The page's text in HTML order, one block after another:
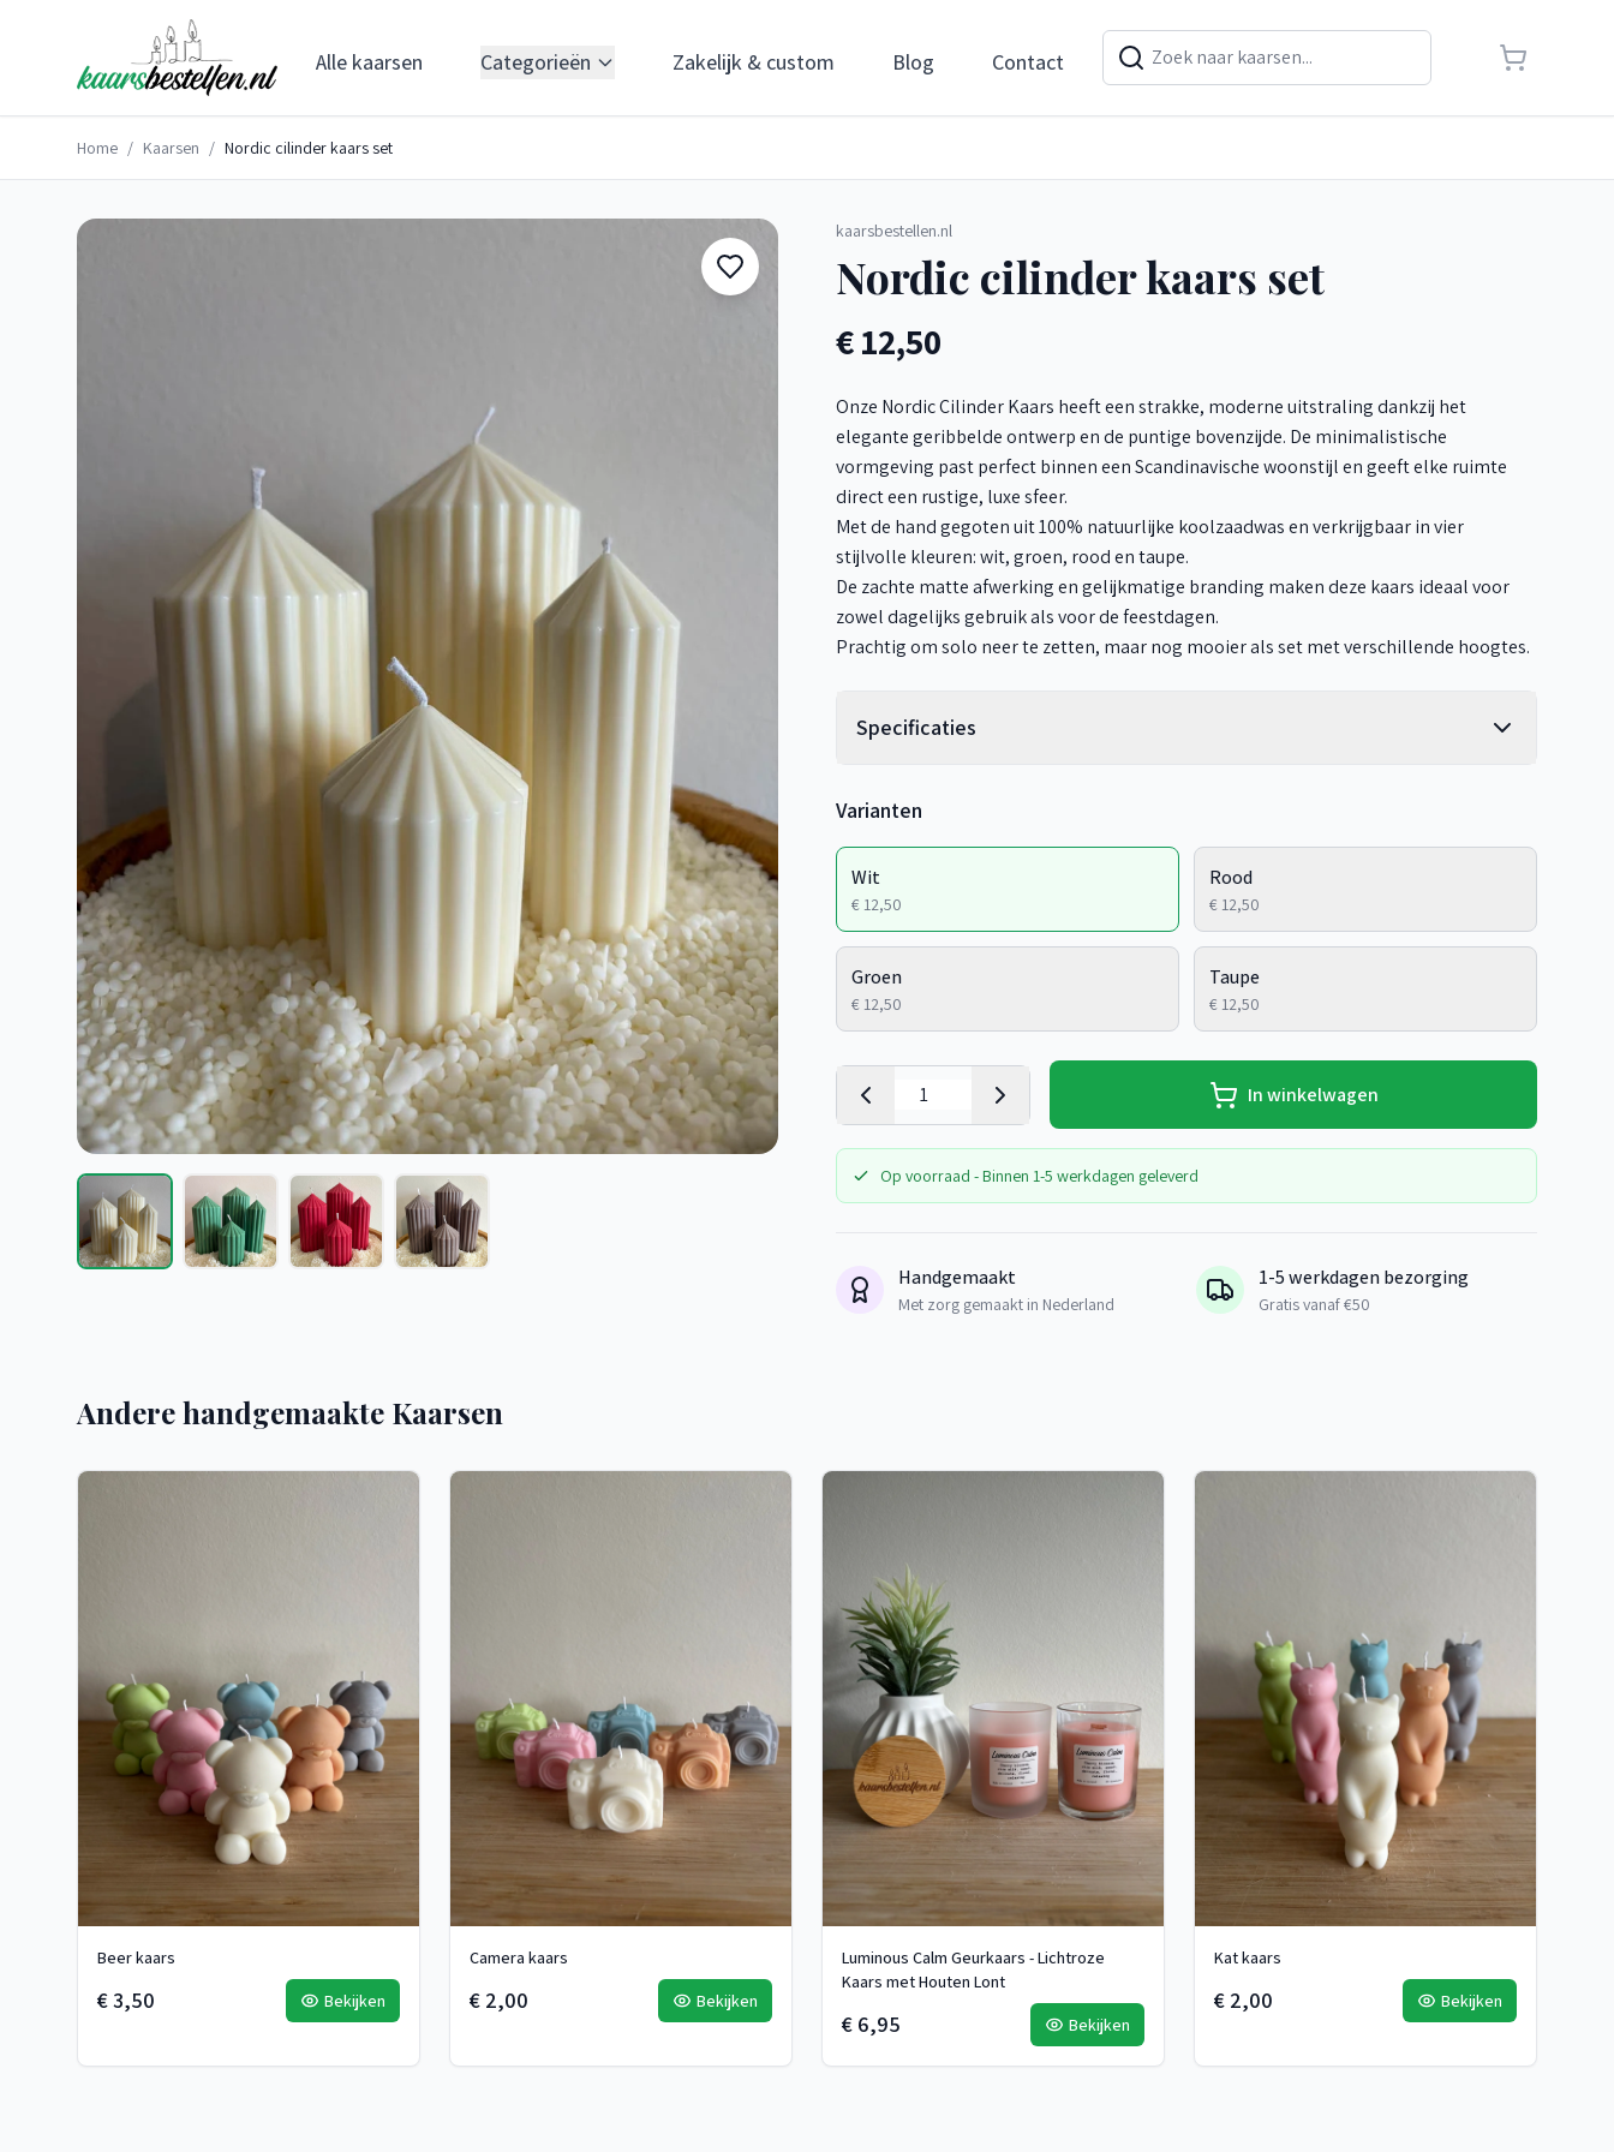
Alle kaarsen Categorieën Zakelijk & custom Blog Contact
Home / Kaarsen / Nordic cilinder kaars set
kaarsbestellen.nl
Nordic cilinder kaars set
€ 12,50
Onze Nordic Cilinder Kaars heeft een strakke, moderne uitstraling dankzij het
elegante geribbelde ontwerp en de puntige bovenzijde. De minimalistische
vormgeving past perfect binnen een Scandinavische woonstijl en geeft elke ruimte
direct een rustige, luxe sfeer.
Met de hand gegoten uit 100% natuurlijke koolzaadwas en verkrijgbaar in vier
stijlvolle kleuren: wit, groen, rood en taupe.
De zachte matte afwerking en gelijkmatige branding maken deze kaars ideaal voor
zowel dagelijks gebruik als voor de feestdagen.
Prachtig om solo neer te zetten, maar nog mooier als set met verschillende hoogtes.
Specificaties
Varianten
Wit
€ 12,50
Rood
€ 12,50
Groen
€ 12,50
Taupe
€ 12,50
In winkelwagen
Op voorraad - Binnen 1-5 werkdagen geleverd
Handgemaakt
Met zorg gemaakt in Nederland
1-5 werkdagen bezorging
Gratis vanaf €50
Andere handgemaakte Kaarsen
Beer kaars
€ 3,50 Bekijken
Camera kaars
€ 2,00 Bekijken
Luminous Calm Geurkaars - Lichtroze
Kaars met Houten Lont
€ 6,95 Bekijken
Kat kaars
€ 2,00 Bekijken